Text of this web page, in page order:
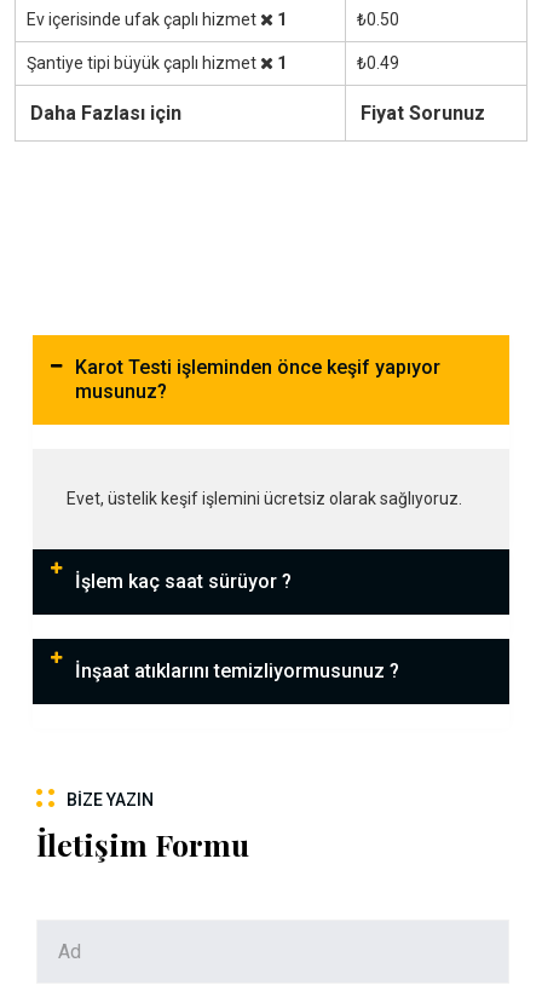
Ev içerisinde ufak çaplı hizmet 1 ₺0.50
Şantiye tipi büyük çaplı hizmet 1 ₺0.49
Daha Fazlası için Fiyat Sorunuz
Karot Testi işleminden önce keşif yapıyor
musunuz?
Evet, üstelik keşif işlemini ücretsiz olarak sağlıyoruz.
İşlem kaç saat sürüyor ?
İnşaat atıklarını temizliyormusunuz ?
BIZE YAZIN
İletişim Formu